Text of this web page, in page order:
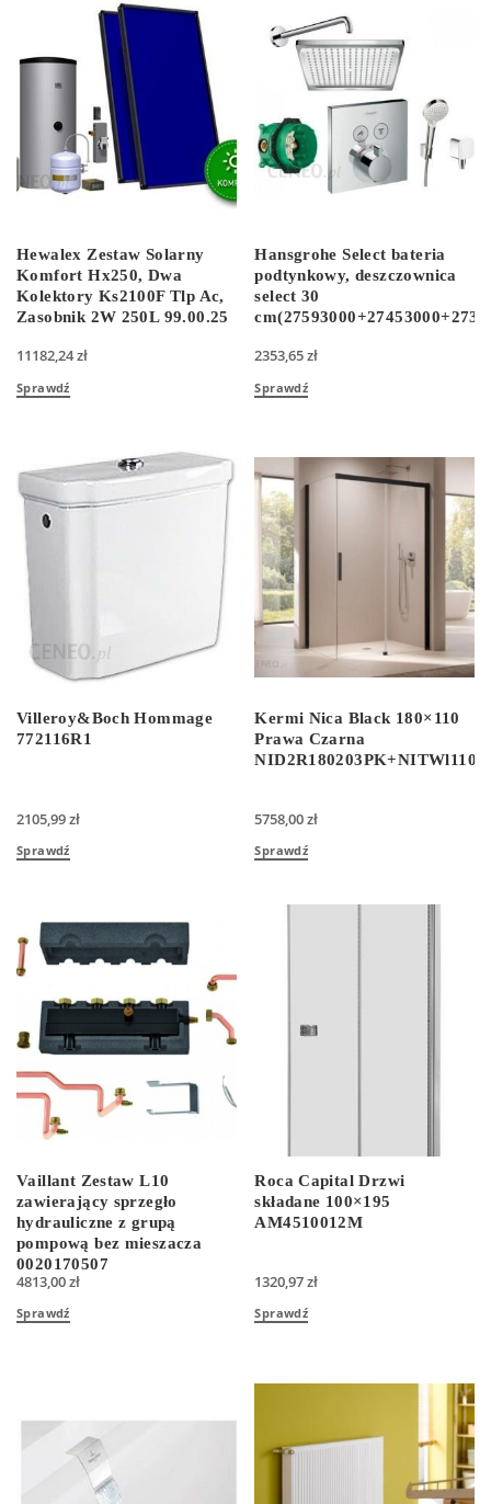
Hewalex Zestaw Solarny
Komfort Hx250, Dwa
Kolektory Ks2100F Tlp Ac,
Zasobnik 2W 250L 99.00.25
11182,24zł
Sprawdź
Hansgrohe Select bateria
podtynkowy, deszczownica
select 30
2353,65zł
Sprawdź
Villeroy&Boch Hommage
772116R1
2105,99zł
Sprawdź
Kermi Nica Black 180×110
Prawa Czarna
5758,00zł
Sprawdź
Vaillant Zestaw L10
zawierający sprzegło
hydrauliczne z grupą
pompową bez mieszacza
0020170507
4813,00zł
Sprawdź
Roca Capital Drzwi
składane 100×195
AM4510012M
1320,97zł
Sprawdź